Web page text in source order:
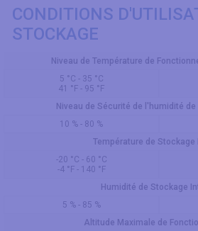
CONDITIONS
STOCKAGE
Niveau de Température de
5 °C - 35 °C
41 °F - 95 °F
Niveau de Sécurité de l'humidité
10 % - 80 %
Température de Stockage
-20 °C - 60 °C
-4 °F - 140 °F
Humidité de Stockage
5 % - 85 %
Altitude Maximale de